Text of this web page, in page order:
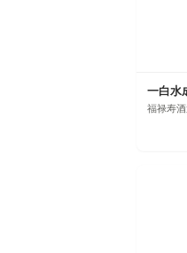
一白水
福禄寿